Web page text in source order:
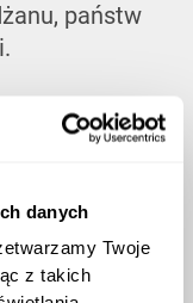
danych
Twoje
z takich
państw